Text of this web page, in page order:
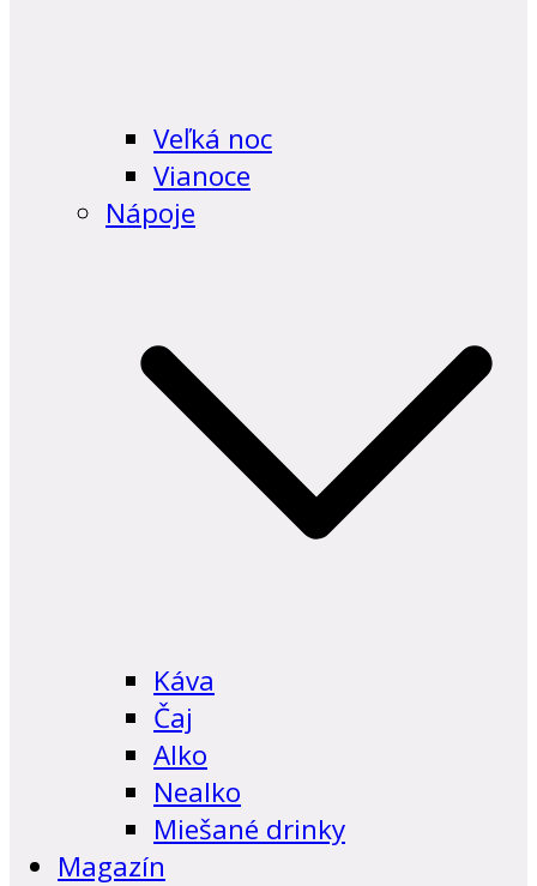
Veľká noc
Vianoce
Nápoje
Káva
Čaj
Alko
Nealko
Miešané drinky
Magazín